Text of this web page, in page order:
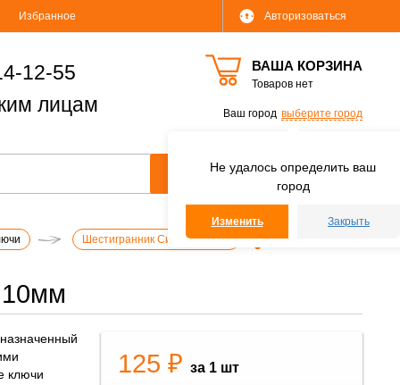
Не удалось определить ваш
город
Изменить Закрыть
Авторизоваться
Избранное
ВАША КОРЗИНА
Товаров нет
Ваш город выберите город
12-55
лицам
Шестигранник СибрТех 10мм
ключи
125 ₽за 1 шт